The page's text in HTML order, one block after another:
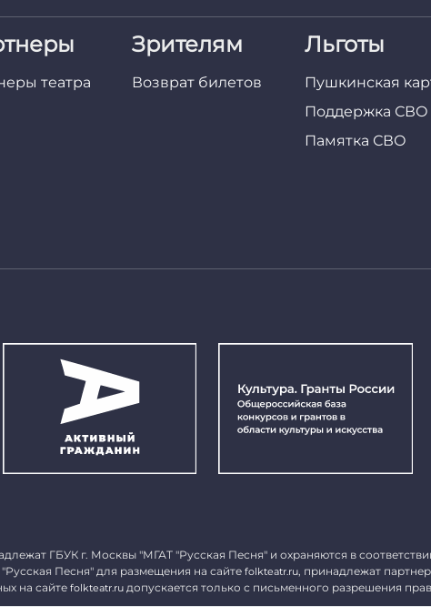
театра
Зрителям
Возврат билетов
Льготы
Пушкинская
Поддержка СВО
Памятка СВО
ГБУК г. Москвы "МГАТ "Русская Песня" и охраняются в
Песня" для размещения на сайте folkteatr.ru, принадлежат
на сайте folkteatr.ru допускается только с письменного разрешения